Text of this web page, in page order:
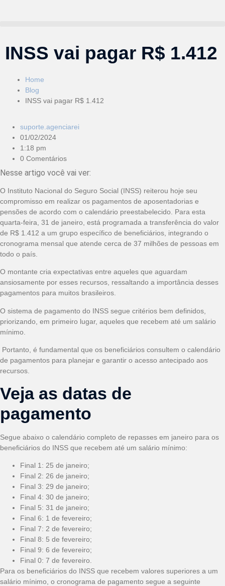
INSS vai pagar R$ 1.412
Home
Blog
INSS vai pagar R$ 1.412
suporte.agenciarei
01/02/2024
1:18 pm
0 Comentários
Nesse artigo você vai ver:
O Instituto Nacional do Seguro Social (INSS) reiterou hoje seu
compromisso em realizar os pagamentos de aposentadorias e
pensões de acordo com o calendário preestabelecido. Para esta
quarta-feira, 31 de janeiro, está programada a transferência do valor
de R$ 1.412 a um grupo específico de beneficiários, integrando o
cronograma mensal que atende cerca de 37 milhões de pessoas em
todo o país.
O montante cria expectativas entre aqueles que aguardam
ansiosamente por esses recursos, ressaltando a importância desses
pagamentos para muitos brasileiros.
O sistema de pagamento do INSS segue critérios bem definidos,
priorizando, em primeiro lugar, aqueles que recebem até um salário
mínimo.
Portanto, é fundamental que os beneficiários consultem o calendário
de pagamentos para planejar e garantir o acesso antecipado aos
recursos.
Veja as datas de
pagamento
Segue abaixo o calendário completo de repasses em janeiro para os
beneficiários do INSS que recebem até um salário mínimo:
Final 1: 25 de janeiro;
Final 2: 26 de janeiro;
Final 3: 29 de janeiro;
Final 4: 30 de janeiro;
Final 5: 31 de janeiro;
Final 6: 1 de fevereiro;
Final 7: 2 de fevereiro;
Final 8: 5 de fevereiro;
Final 9: 6 de fevereiro;
Final 0: 7 de fevereiro.
Para os beneficiários do INSS que recebem valores superiores a um
salário mínimo, o cronograma de pagamento segue a seguinte